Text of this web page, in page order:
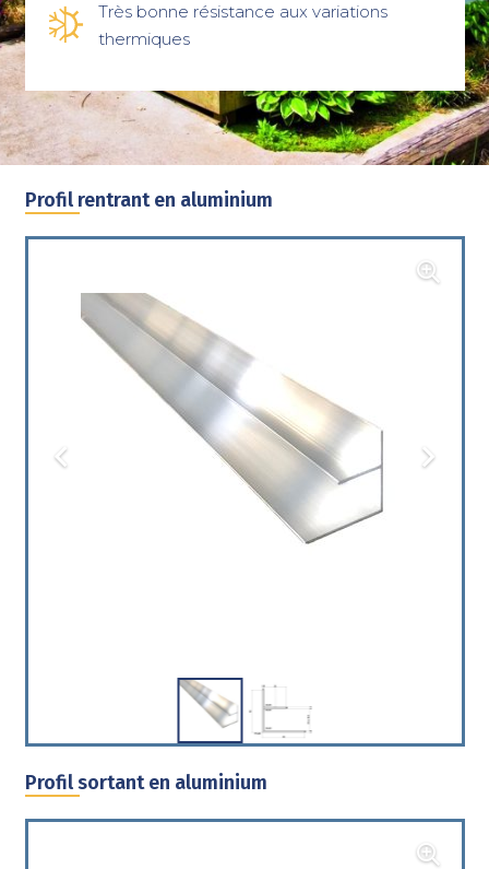
Très bonne résistance aux variations
thermiques
Profil rentrant en aluminium
Profil sortant en aluminium